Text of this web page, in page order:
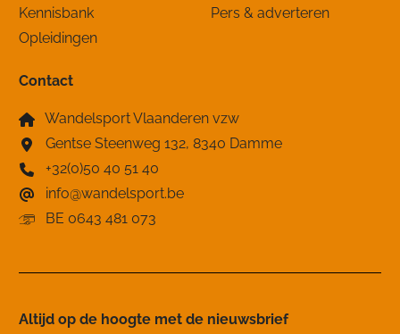
Kennisbank
Opleidingen
Pers & adverteren
Contact
Wandelsport Vlaanderen vzw
Gentse Steenweg 132, 8340 Damme
+32(0)50 40 51 40
info@wandelsport.be
BE 0643 481 073
Altijd op de hoogte ​met de nieuwsbrief